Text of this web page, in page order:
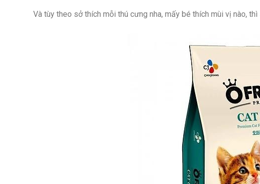
Và tùy theo sở thích mỗi thú cưng nha, mấy bé thích mùi vị nào,